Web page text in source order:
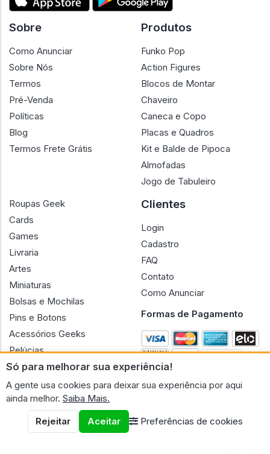
Só para melhorar sua experiência!
A gente usa cookies para deixar sua experiência por aqui
ainda melhor. Saiba Mais.
Rejeitar
Aceitar Preferências de cookies
Sobre
Como Anunciar
Sobre Nós
Termos
Pré-Venda
Políticas
Blog
Termos Frete Grátis
Produtos
Funko Pop
Action Figures
Blocos de Montar
Chaveiro
Caneca e Copo
Placas e Quadros
Kit e Balde de Pipoca
Almofadas
Jogo de Tabuleiro
Roupas Geek
Cards
Games
Livraria
Artes
Miniaturas
Bolsas e Mochilas
Pins e Botons
Acessórios Geeks
Pelúcias
Bonecas
Clientes
Login
Cadastro
FAQ
Contato
Como Anunciar
Formas de Pagamento
CNPJ n.º 30.220.458/0001-17 - GERAL GEEK PORTAL ELETRONICO